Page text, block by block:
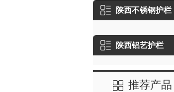
陕西不锈钢护栏
陕西铝艺护栏
推荐产品